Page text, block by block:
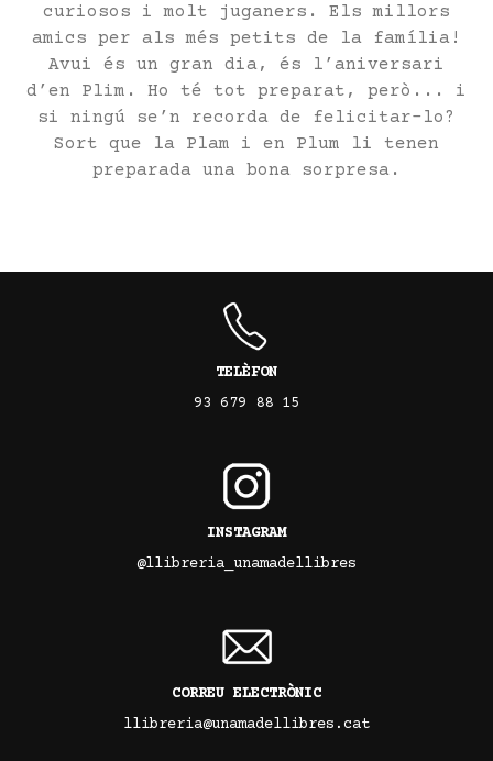
curiosos i molt juganers. Els millors
amics per als més petits de la família!
Avui és un gran dia, és l’aniversari
d’en Plim. Ho té tot preparat, però... i
si ningú se’n recorda de felicitar-lo?
Sort que la Plam i en Plum li tenen
preparada una bona sorpresa.
TELÈFON
93 679 88 15
INSTAGRAM
@llibreria_unamadellibres
CORREU ELECTRÒNIC
llibreria@unamadellibres.cat